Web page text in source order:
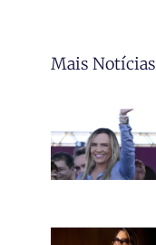
Mais Notícias